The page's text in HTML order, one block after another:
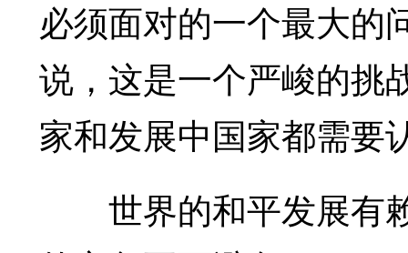
必须面对的一个最大的
说，这是一个严峻的挑
家和发展中国家都需要
世界的和平发展有